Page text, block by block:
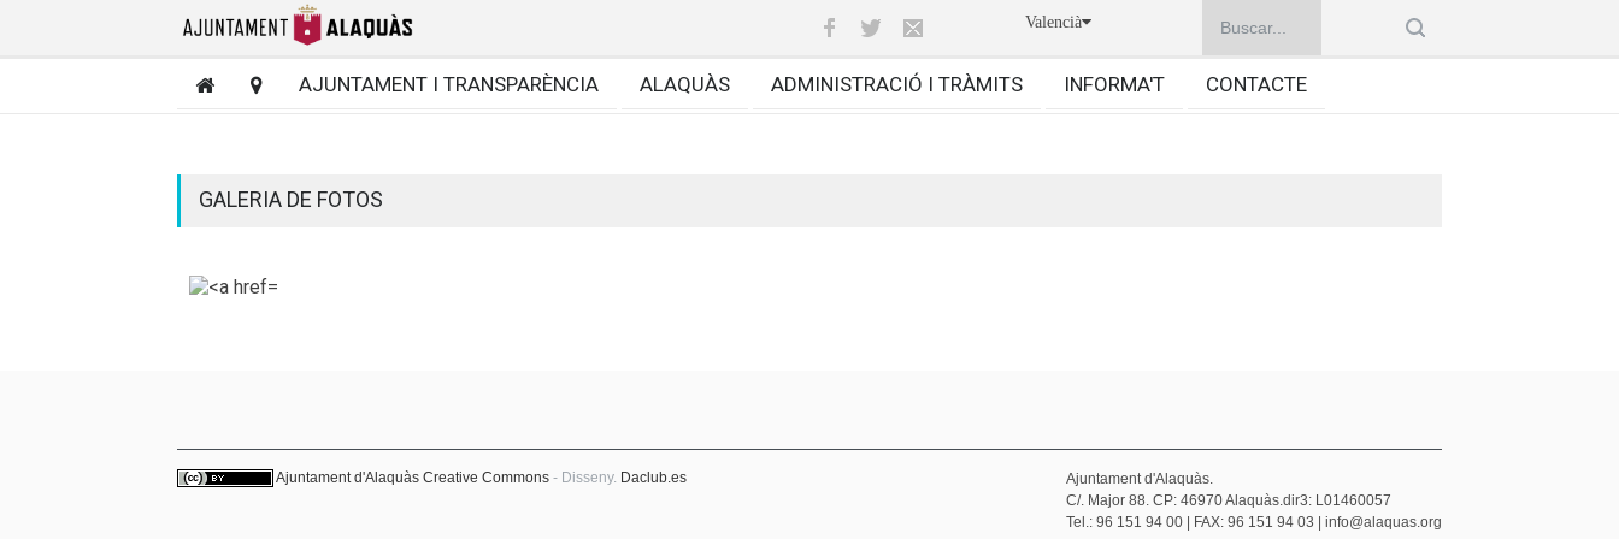
Valencià
AJUNTAMENT I TRANSPARÈNCIA ALAQUÀS ADMINISTRACIÓ I TRÀMITS INFORMA'T CONTACTE
GALERIA DE FOTOS
Ajuntament d'Alaquàs Creative Commons - Disseny. Daclub.es
Ajuntament d'Alaquàs.
C/. Major 88. CP: 46970 Alaquàs.dir3: L01460057
Tel.: 96 151 94 00 | FAX: 96 151 94 03 | info@alaquas.org